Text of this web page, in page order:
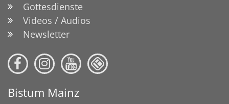
Gottesdienste
Videos / Audios
Newsletter
Bistum Mainz